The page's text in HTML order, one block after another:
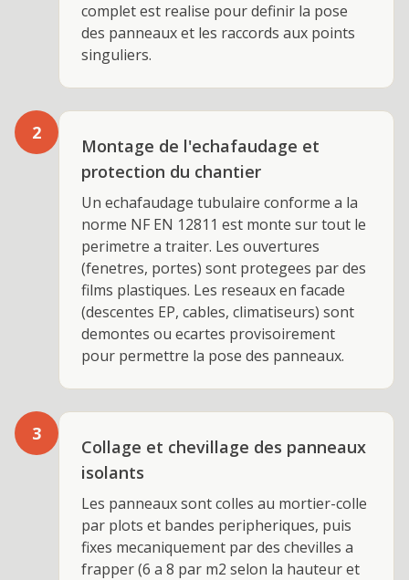
complet est realise pour definir la pose
des panneaux et les raccords aux points
singuliers.
2
Montage de l'echafaudage et
protection du chantier
Un echafaudage tubulaire conforme a la
norme NF EN 12811 est monte sur tout le
perimetre a traiter. Les ouvertures
(fenetres, portes) sont protegees par des
films plastiques. Les reseaux en facade
(descentes EP, cables, climatiseurs) sont
demontes ou ecartes provisoirement
pour permettre la pose des panneaux.
3
Collage et chevillage des panneaux
isolants
Les panneaux sont colles au mortier-colle
par plots et bandes peripheriques, puis
fixes mecaniquement par des chevilles a
frapper (6 a 8 par m2 selon la hauteur et